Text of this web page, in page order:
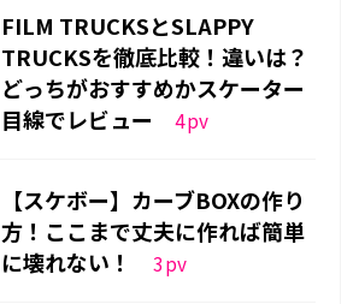
FILM TRUCKSとSLAPPY
TRUCKSを徹底比較！違いは？
どっちがおすすめかスケーター
目線でレビュー
4pv
【スケボー】カーブBOXの作り
方！ここまで丈夫に作れば簡単
に壊れない！
3pv